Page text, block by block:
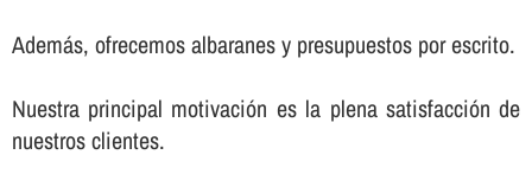
Además, ofrecemos albaranes y presupuestos por escrito.
Nuestra principal motivación es la plena satisfacción de
nuestros clientes.